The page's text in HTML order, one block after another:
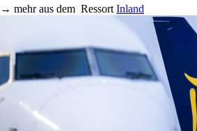
→ mehr aus dem Ressort Inland